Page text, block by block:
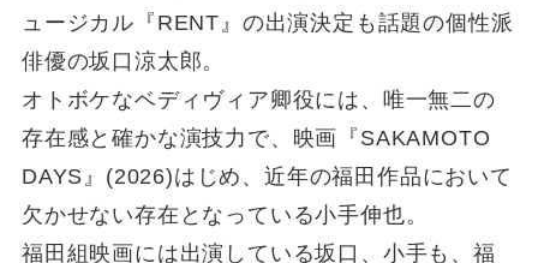
ュージカル『RENT』の出演決定も話題の個性派
俳優の坂口涼太郎。
オトボケなベディヴィア卿役には、唯一無二の
存在感と確かな演技力で、映画『SAKAMOTO
DAYS』(2026)はじめ、近年の福田作品において
欠かせない存在となっている小手伸也。
福田組映画には出演している坂口、小手も、福